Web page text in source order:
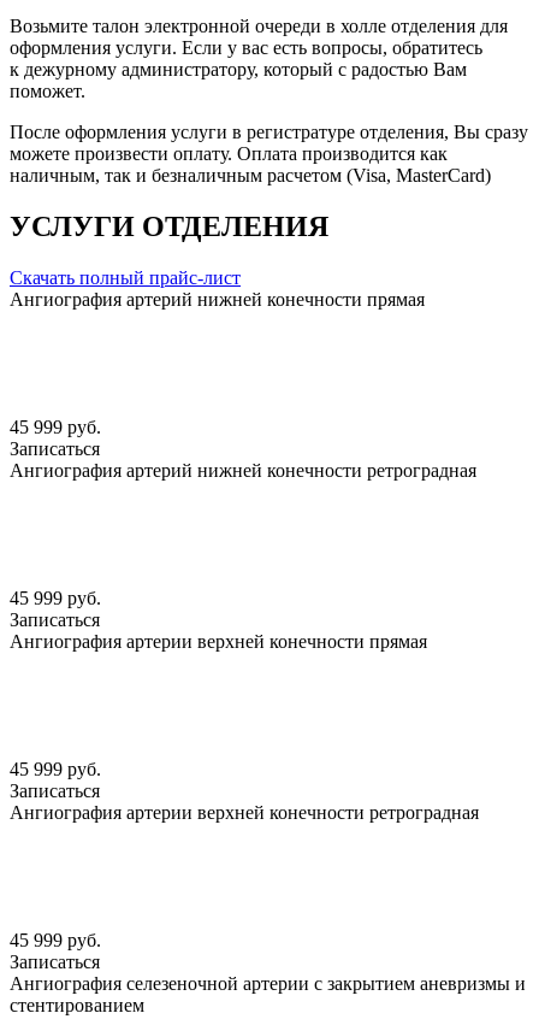
Возьмите талон электронной очереди в холле отделения для
оформления услуги. Если у вас есть вопросы, обратитесь
к дежурному администратору, который с радостью Вам
поможет.
После оформления услуги в регистратуре отделения, Вы сразу
можете произвести оплату. Оплата производится как
наличным, так и безналичным расчетом (Visa, MasterCard)
УСЛУГИ ОТДЕЛЕНИЯ
Скачать полный прайс-лист
Ангиография артерий нижней конечности прямая
45 999 руб.
Записаться
Ангиография артерий нижней конечности ретроградная
45 999 руб.
Записаться
Ангиография артерии верхней конечности прямая
45 999 руб.
Записаться
Ангиография артерии верхней конечности ретроградная
45 999 руб.
Записаться
Ангиография селезеночной артерии с закрытием аневризмы и
стентированием